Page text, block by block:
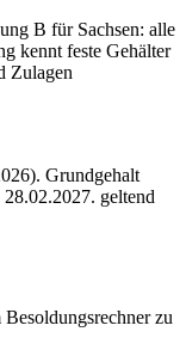
B für Sachsen: alle
kennt feste Gehälter
Zulagen
. Grundgehalt
. geltend
zu